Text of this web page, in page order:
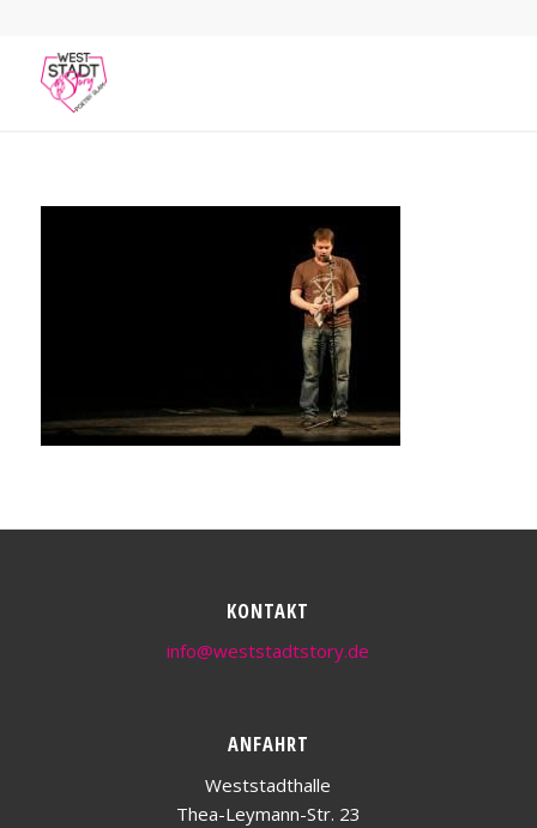
KONTAKT
info@weststadtstory.de
ANFAHRT
Weststadthalle
Thea-Leymann-Str. 23